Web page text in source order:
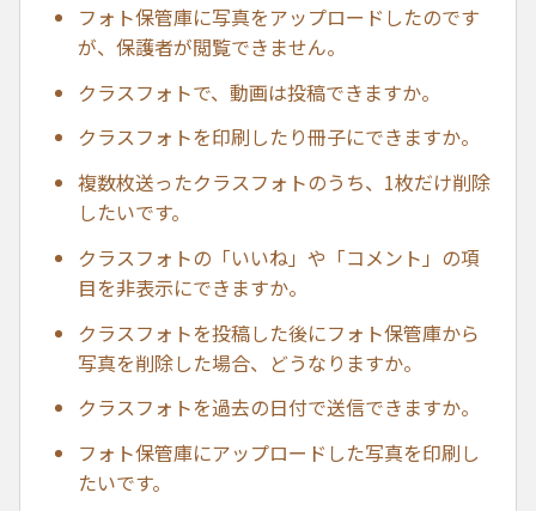
フォト保管庫に写真をアップロードしたのです
が、保護者が閲覧できません。
クラスフォトで、動画は投稿できますか。
クラスフォトを印刷したり冊子にできますか。
複数枚送ったクラスフォトのうち、1枚だけ削除
したいです。
クラスフォトの「いいね」や「コメント」の項
目を非表示にできますか。
クラスフォトを投稿した後にフォト保管庫から
写真を削除した場合、どうなりますか。
クラスフォトを過去の日付で送信できますか。
フォト保管庫にアップロードした写真を印刷し
たいです。